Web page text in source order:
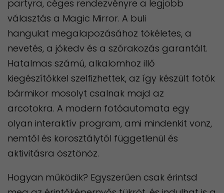
partyra, céges rendezvényre a legjobb
választás a Magic Mirror. A buli
hangulat megalapozásához tökéletes, a
nevetés, a jókedv és a szórakozás garantált.
Hatalmas számú, alkalomhoz illő
kiegészítőkkel szelfizhettek, az így készült fotók
bármikor mosolyt csalnak majd az
arcotokra. A modern fotóautomata egy
olyan interaktív program, ami mindenkit vonz,
nemtől és korosztálytól függetlenül és
aktivitásra ösztönöz.
Hogyan működik? Egyszerűen csak érintsd